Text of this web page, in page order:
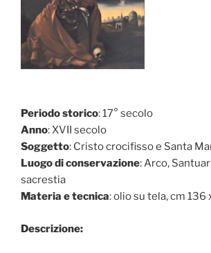
Periodo storico: 17° secolo
Anno: XVII secolo
Soggetto: Cristo crocifisso e Santa
Luogo di conservazione: Arco,
sacrestia
Materia e tecnica: olio su tela, cm 136
Descrizione: